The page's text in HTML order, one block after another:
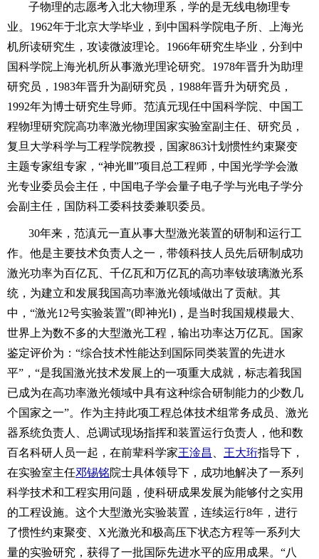
子物理的志愿考入北大物理系，学的是无线电物理专
业。1962年于北京大学毕业，到中国科学院电子所、上海光
机所读研究生，攻读微波理论。1966年研究生毕业，分到中
国科学院上海光机所从事激光理论研究。1978年晋升为助理
研究员，1983年晋升为副研究员，1988年晋升为研究员，
1992年为博士研究生导师。范滇元现任中国科学院、中国工
程物理研究院高功率激光物理国家实验室副主任、研究员，
复旦大学科学与工程学院教授，国家863计划惯性约束聚变
主题专家组专家，“神光Ⅲ”项目总工程师，中国光学学会激
光专业委员会主任，中国电子学会量子电子学与光电子学分
会副主任，国防科工委科技委兼职委员。
30年来，范滇元一直从事大型激光装置的研制和运行工
作。他是主要技术负责人之一，带领科技人员先后研制成功
激光功率为百亿瓦、千亿瓦和万亿瓦的高功率钕玻璃激光系
统，为建立和发展我国高功率激光领域做出了贡献。其
中，“激光12号实验装置”(即神光Ⅰ)，是当时我国规模最大、
世界上为数不多的大型激光工程，输出功率达万亿瓦。国家
鉴定评价为：“综合技术性能达到国际同类装置的先进水
平”，“是我国激光技术发展上的一项重大成就，标志着我国
已成为在高功率激光领域中具有这种综合研制能力的少数几
个国家之一”。作为主持此项工程总体技术组常务成员、激光
器系统负责人、总调试现场指挥和装置运行负责人，他和数
百名科研人员一起，在前辈科学家王淦昌 王大珩指导下，
在实验室主任邓锡铭院士具体领导下，成功地解决了一系列
科学技术和工程实用问题，使科研成果发展为能够付之实用
的工程设施。这个大型激光实验装置，连续运行8年，进行
了惯性约束聚变、X光激光和极高压下状态方程等一系列大
量的实验研究，获得了一批国际先进水平的应用成果。“八